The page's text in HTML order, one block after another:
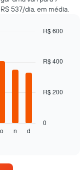
537/dia, em média.
o n d
0
R$ 200
R$ 400
R$ 600